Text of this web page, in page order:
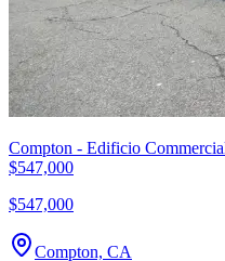
Compton - Edificio
$547,000
$547,000
Compton, CA